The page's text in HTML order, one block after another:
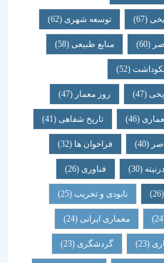
توسعه شهری(62)
منابع طبیعی(58)
(52)
روز معمار(47)
تاریخ شفاهی (41)
فراخوان ها (32)
فناوری (26)
نابودی و تخریب(25)
معماری ایرانی(24)
گردشگری (23)